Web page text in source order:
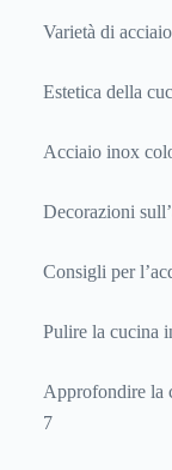
Varietà di
Estetica della
Acciaio inox
Decorazioni
Consigli per
Pulire la cucina
Approfondire la
7